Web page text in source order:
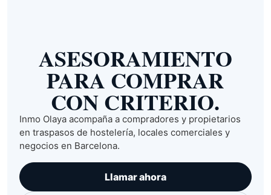
ASESORAMIENTO
PARA COMPRAR
CON CRITERIO.
Inmo Olaya acompaña a compradores y propietarios
en traspasos de hostelería, locales comerciales y
negocios en Barcelona.
Llamar ahora